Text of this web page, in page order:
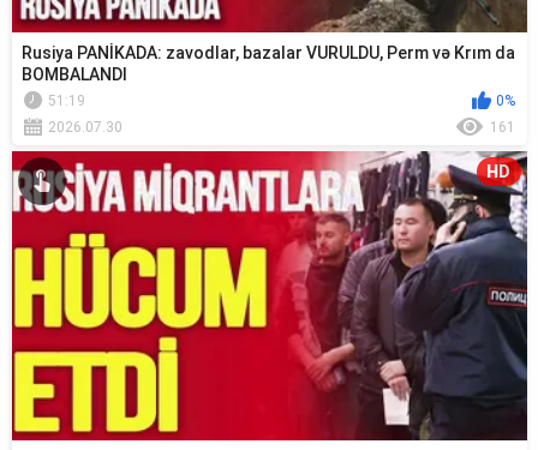
Rusiya PANİKADA: zavodlar, bazalar VURULDU, Perm və Krım da
BOMBALANDI
51:19
0%
2026.07.30
161
HD